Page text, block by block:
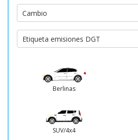
combustible
Tipo
de
cambio
Cambio
Etiqueta
emisiones
Etiqueta emisiones DGT
Berlinas
SUV/4x4